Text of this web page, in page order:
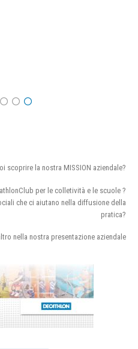
scoprire la nostra MISSION aziendale?
per le colletività e le scuole ?
che ci aiutano nella diffusione della
pratica?
nella nostra presentazione aziendale